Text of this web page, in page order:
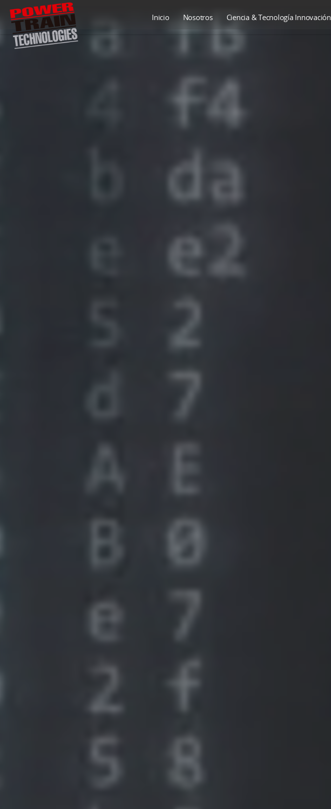
Inicio Nosotros Ciencia & Tecnología Innovación